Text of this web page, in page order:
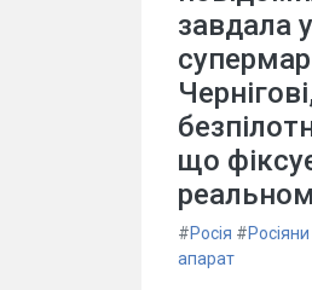
завдала
що
#Росія #Росіяни
апарат